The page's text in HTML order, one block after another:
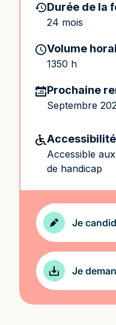
Durée de la
24 mois
Volume
1350 h
Prochaine
Septembre
Accessibilité
Accessible
de handicap
Je
Je